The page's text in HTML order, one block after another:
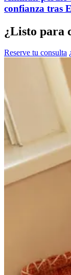
confianza tras
¿Listo para
Reserve tu consulta